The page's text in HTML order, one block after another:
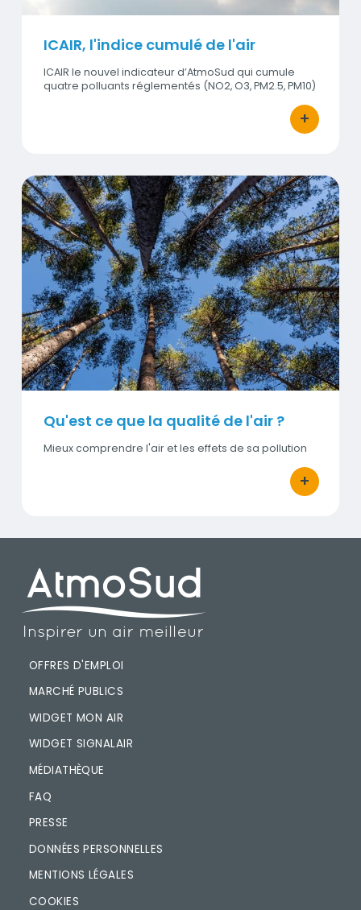
ICAIR, l'indice cumulé de l'air
ICAIR le nouvel indicateur d’AtmoSud qui cumule
quatre polluants réglementés (NO2, O3, PM2.5, PM10)
+
bouton
Qu'est ce que la qualité de l'air ?
Visuel
Qu'est ce que la qualité de l'air ?
Mieux comprendre l'air et les effets de sa pollution
+
bouton
PIED DE PAGE
OFFRES D'EMPLOI
MARCHÉ PUBLICS
WIDGET MON AIR
WIDGET SIGNALAIR
MÉDIATHÈQUE
FAQ
PRESSE
DONNÉES PERSONNELLES
MENTIONS LÉGALES
COOKIES